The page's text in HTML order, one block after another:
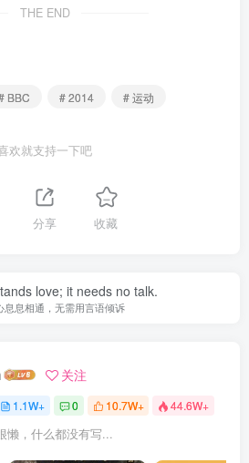
THE END
BBC # 2014 # 运动
欢就支持一下吧
分享 收藏
love; it needs no talk.
息息相通，无需用言语倾诉
关注
1.1W+ 0 10.7W+ 44.6W+
懒，什么都没有写...